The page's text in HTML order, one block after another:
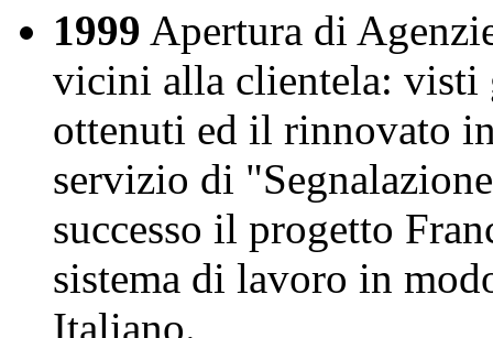
1999 Apertura di
vicini alla clientela: visti
ottenuti ed il rinnovato
servizio di
successo il progetto
sistema di lavoro in
Italiano.